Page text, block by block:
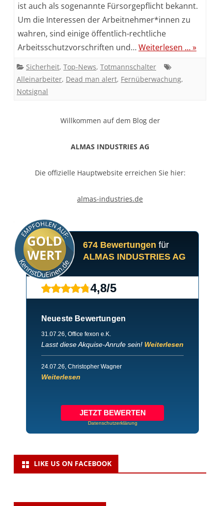
ist auch als sogenannte Fürsorgepflicht bekannt.
Um die Interessen der Arbeitnehmer*innen zu
wahren, sind einige öffentlich-rechtliche
Arbeitsschutzvorschriften und…Weiterlesen … »
Sicherheit, Top-News, Totmannschalter
Alleinarbeiter, Dead man alert, Fernüberwachung,
Notsignal
Willkommen auf dem Blog der
ALMAS INDUSTRIES AG
Die offizielle Hauptwebsite erreichen Sie hier:
almas-industries.de
674 Bewertungen für
ALMAS INDUSTRIES AG
4,8/5
Neueste Bewertungen
31.07.26, Office fexon e.K.
Lasst diese Akquise-Anrufe sein! Weiterlesen
24.07.26, Christopher Wagner
Weiterlesen
JETZT BEWERTEN
Datenschutzerklärung
LIKE US ON FACEBOOK